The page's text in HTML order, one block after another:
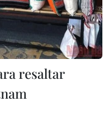
resaltar